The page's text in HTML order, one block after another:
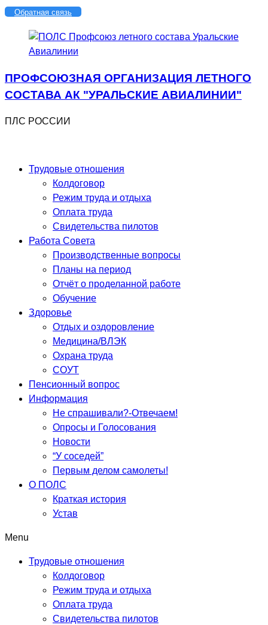
Перейти
содержимому
Обратная связь
ПРОФСОЮЗНАЯ ОРГАНИЗАЦИЯ ЛЕТНОГО
СОСТАВА АК "УРАЛЬСКИЕ АВИАЛИНИИ"
ПЛС РОССИИ
Трудовые отношения
Колдоговор
Режим труда и отдыха
Оплата труда
Свидетельства пилотов
Работа Совета
Производственные вопросы
Планы на период
Отчёт о проделанной работе
Обучение
Здоровье
Отдых и оздоровление
Медицина/ВЛЭК
Охрана труда
СОУТ
Пенсионный вопрос
Информация
Не спрашивали?-Отвечаем!
Опросы и Голосования
Новости
“У соседей”
Первым делом самолеты!
О ПОЛС
Краткая история
Устав
Menu
Трудовые отношения
Колдоговор
Режим труда и отдыха
Оплата труда
Свидетельства пилотов